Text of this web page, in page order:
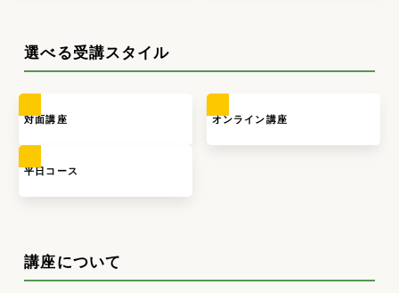
選べる受講スタイル
対面講座 オンライン講座
平日コース
講座について